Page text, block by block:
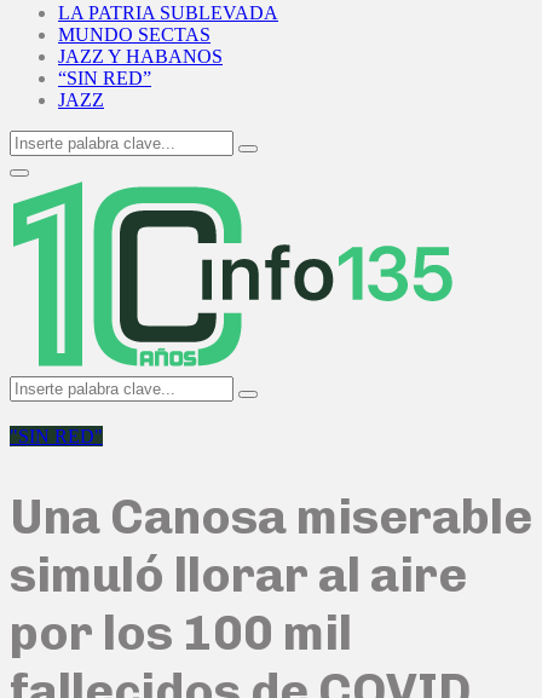
LA PATRIA SUBLEVADA
MUNDO SECTAS
JAZZ Y HABANOS
“SIN RED”
JAZZ
Search
for:
Search
Primary
Menu
Search
for:
Search
"SIN RED"
Una Canosa miserable
simuló llorar al aire
por los 100 mil